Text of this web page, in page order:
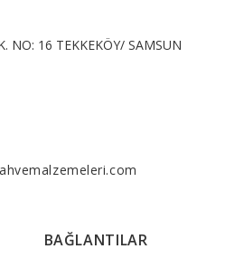
NO: 16 TEKKEKÖY/ SAMSUN
BAĞLANTILAR